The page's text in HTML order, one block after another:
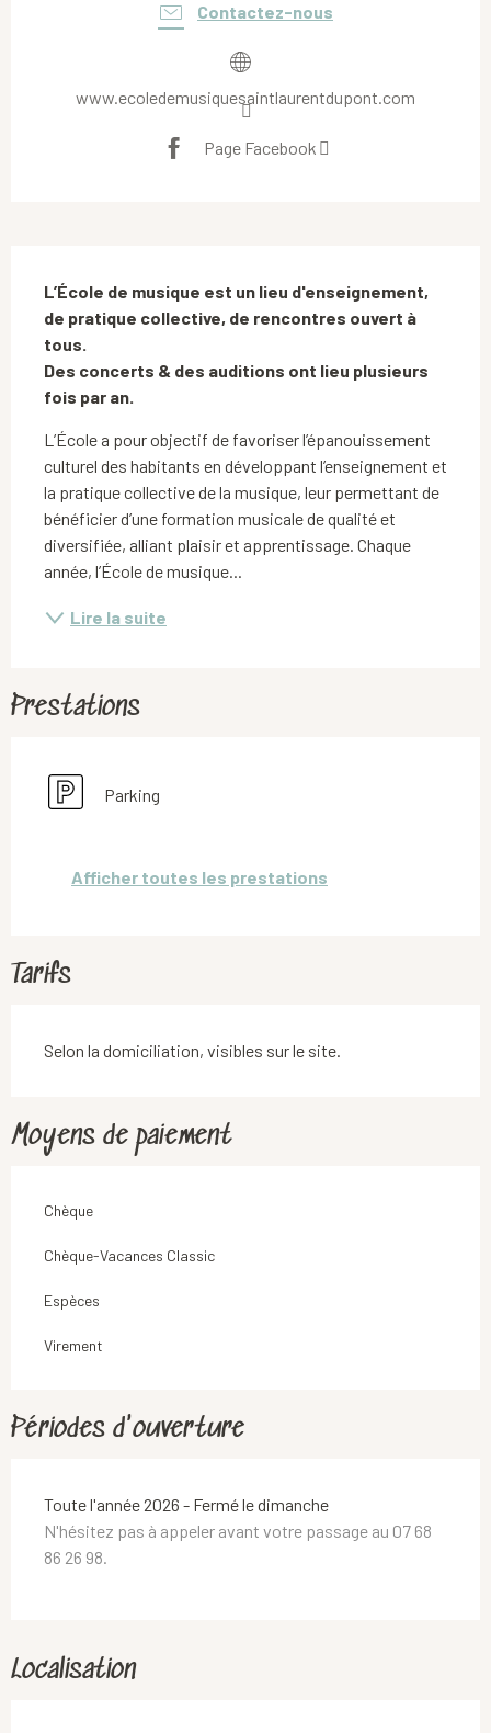
Contactez-nous
www.ecoledemusiquesaintlaurentdupont.com
Page Facebook
L’École de musique est un lieu d'enseignement,
de pratique collective, de rencontres ouvert à
tous.
Des concerts & des auditions ont lieu plusieurs
fois par an.
L’École a pour objectif de favoriser l’épanouissement
culturel des habitants en développant l’enseignement et
la pratique collective de la musique, leur permettant de
bénéficier d’une formation musicale de qualité et
diversifiée, alliant plaisir et apprentissage. Chaque
année, l’École de musique...
Lire la suite
Prestations
Parking
Afficher toutes les prestations
Tarifs
Selon la domiciliation, visibles sur le site.
Moyens de paiement
Chèque
Chèque-Vacances Classic
Espèces
Virement
Périodes d'ouverture
Toute l'année 2026 - Fermé le dimanche
N'hésitez pas à appeler avant votre passage au 07 68
86 26 98.
Localisation